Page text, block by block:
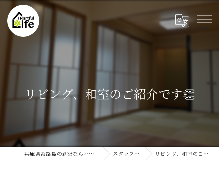
リビング、和室のご紹介です👏
兵庫県淡路島の新築ならハートフルライフ スタッフブログ リビング、和室のご紹介です👏